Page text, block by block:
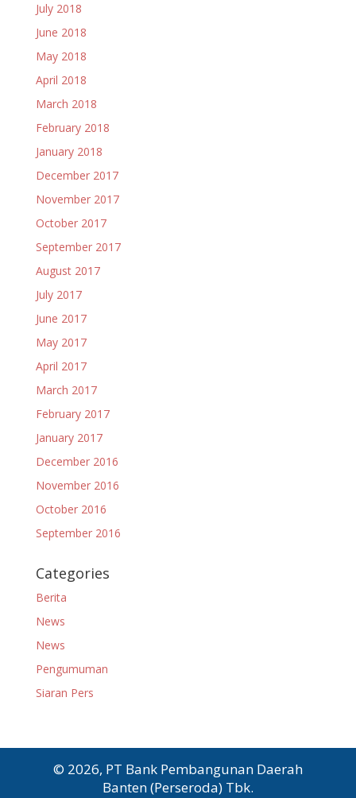
July 2018
June 2018
May 2018
April 2018
March 2018
February 2018
January 2018
December 2017
November 2017
October 2017
September 2017
August 2017
July 2017
June 2017
May 2017
April 2017
March 2017
February 2017
January 2017
December 2016
November 2016
October 2016
September 2016
Categories
Berita
News
News
Pengumuman
Siaran Pers
© 2026, PT Bank Pembangunan Daerah
Banten (Perseroda) Tbk.